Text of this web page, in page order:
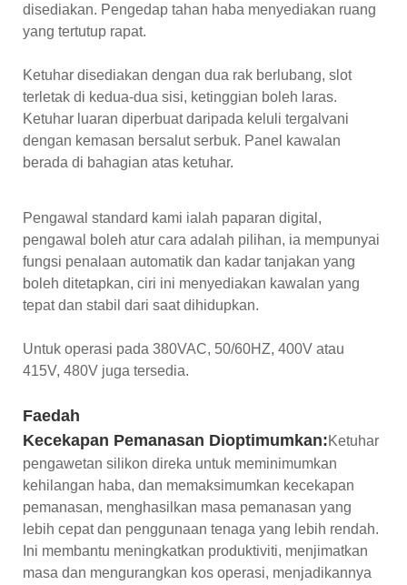
disediakan. Pengedap tahan haba menyediakan ruang
yang tertutup rapat.
Ketuhar disediakan dengan dua rak berlubang, slot
terletak di kedua-dua sisi, ketinggian boleh laras.
Ketuhar luaran diperbuat daripada keluli tergalvani
dengan kemasan bersalut serbuk. Panel kawalan
berada di bahagian atas ketuhar.
Pengawal standard kami ialah paparan digital,
pengawal boleh atur cara adalah pilihan, ia mempunyai
fungsi penalaan automatik dan kadar tanjakan yang
boleh ditetapkan, ciri ini menyediakan kawalan yang
tepat dan stabil dari saat dihidupkan.
Untuk operasi pada 380VAC, 50/60HZ, 400V atau
415V, 480V juga tersedia.
Faedah
Kecekapan Pemanasan Dioptimumkan:Ketuhar
pengawetan silikon direka untuk meminimumkan
kehilangan haba, dan memaksimumkan kecekapan
pemanasan, menghasilkan masa pemanasan yang
lebih cepat dan penggunaan tenaga yang lebih rendah.
Ini membantu meningkatkan produktiviti, menjimatkan
masa dan mengurangkan kos operasi, menjadikannya